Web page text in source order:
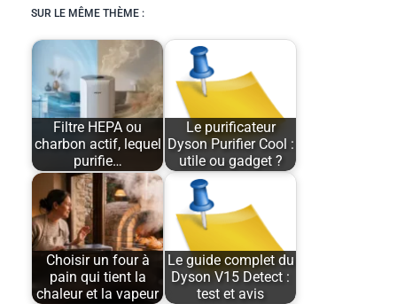
SUR LE MÊME THÈME :
Filtre HEPA ou
charbon actif, lequel
purifie…
Le purificateur
Dyson Purifier Cool :
utile ou gadget ?
Choisir un four à
pain qui tient la
chaleur et la vapeur
Le guide complet du
Dyson V15 Detect :
test et avis